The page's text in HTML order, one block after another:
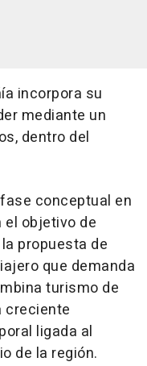
incorpora su
mediante un
dentro del
conceptual en
objetivo de
propuesta de
que demanda
turismo de
creciente
ligada al
de la región.